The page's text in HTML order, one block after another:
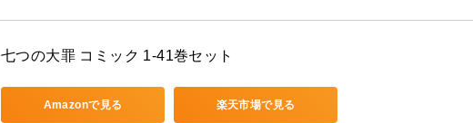
七つの大罪 コミック 1-41巻セット
Amazonで見る 楽天市場で見る